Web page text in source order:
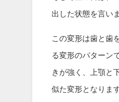
出した状態を言い
この変形は歯と歯
る変形のパターン
きが強く、上顎と
似た変形となりま